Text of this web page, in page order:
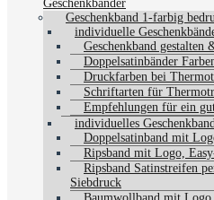
Geschenkbänder
Geschenkband 1-farbig
individuelle
Geschenkband gestalten
Doppelsatinbänder
Druckfarben bei
Schriftarten für
Empfehlungen für ein
individuelles
Doppelsatinband mit
Ripsband mit Logo,
Ripsband Satinstreifen
Siebdruck